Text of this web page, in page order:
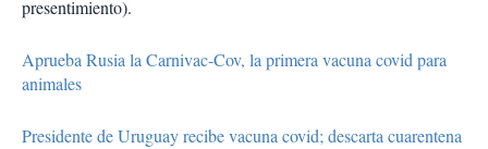
presentimiento).
Aprueba Rusia la Carnivac-Cov, la primera vacuna covid para
animales
Presidente de Uruguay recibe vacuna covid; descarta cuarentena